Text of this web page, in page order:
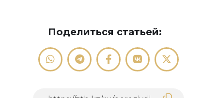
Поделиться статьей: